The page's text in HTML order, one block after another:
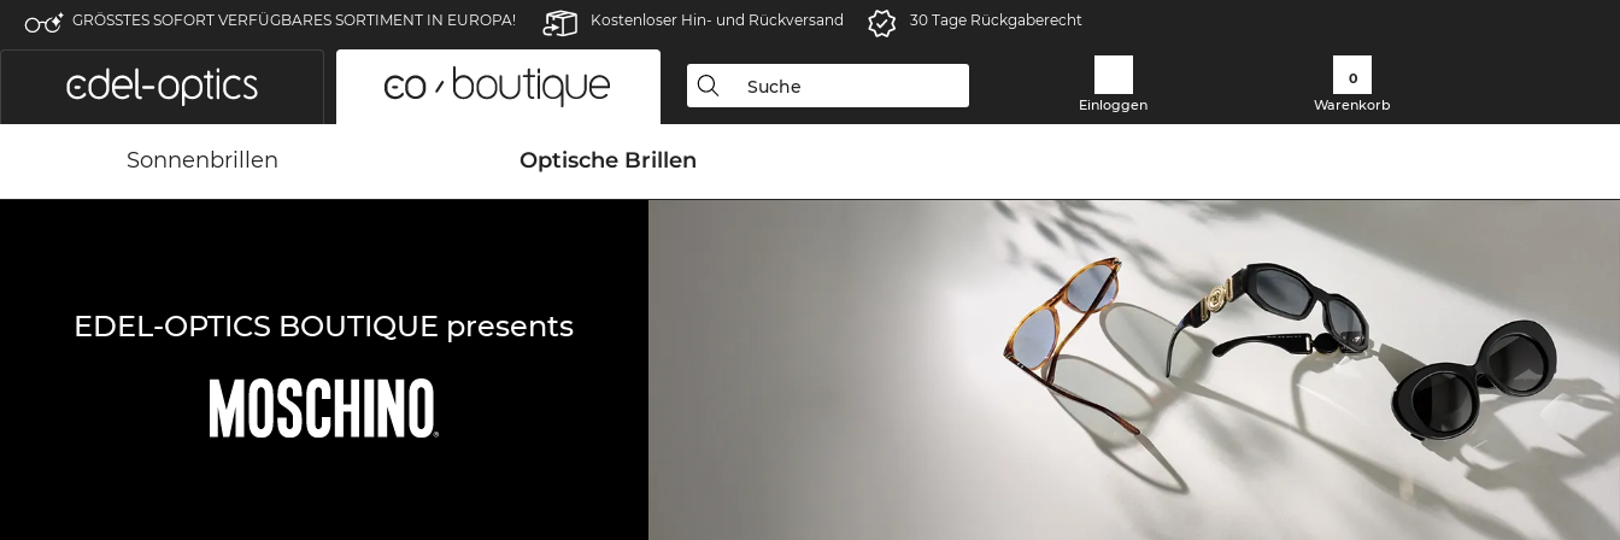
GRÖSSTES SOFORT VERFÜGBARES SORTIMENT IN EUROPA! Kostenloser Hin- und Rückversand 30 Tage Rückgaberecht
Einloggen
0
Warenkorb
Sonnenbrillen Optische Brillen
EDEL-OPTICS BOUTIQUE presents